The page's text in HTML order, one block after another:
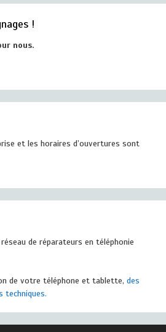
!
nous.
et les horaires d’ouvertures sont
de réparateurs en téléphonie
de votre téléphone et tablette, des
techniques.